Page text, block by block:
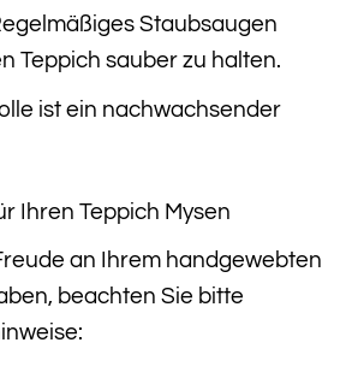
Staubsaugen
Teppich sauber zu halten.
ist ein nachwachsender
Ihren Teppich Mysen
an Ihrem handgewebten
beachten Sie bitte